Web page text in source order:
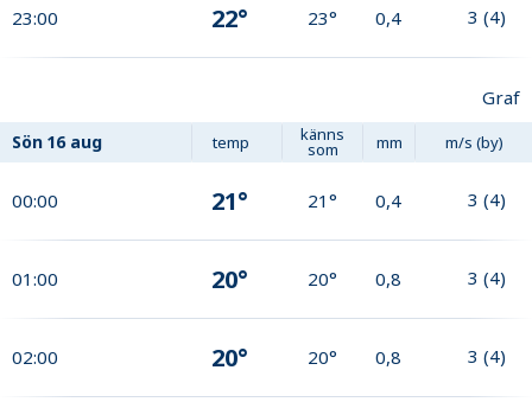
23:00 22° 23° 0,4 3 (4)
Graf
Sön 16 aug temp känns
som mm m/s (by)
00:00 21° 21° 0,4 3 (4)
01:00 20° 20° 0,8 3 (4)
02:00 20° 20° 0,8 3 (4)